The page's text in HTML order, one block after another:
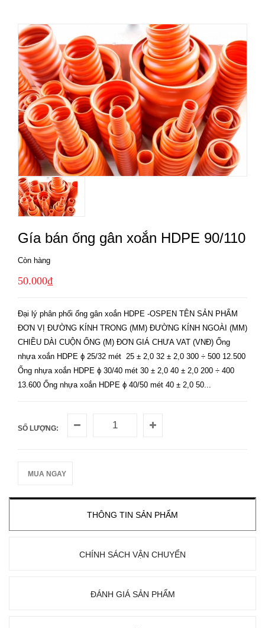
Gía bán ống gân xoắn HDPE 90/110
Còn hàng
50.000₫
Đại lý phân phối ống gân xoắn HDPE -OSPEN TÊN SẢN PHẨM
ĐƠN VỊ ĐƯỜNG KÍNH TRONG (MM) ĐƯỜNG KÍNH NGOÀI (MM)
CHIỀU DÀI CUỘN ỐNG (M) ĐƠN GIÁ CHƯA VAT (VNĐ) Ống
nhựa xoắn HDPE ϕ 25/32 mét 25 ± 2,0 32 ± 2,0 300 ÷ 500 12.500
Ống nhựa xoắn HDPE ϕ 30/40 mét 30 ± 2,0 40 ± 2,0 200 ÷ 400
13.600 Ống nhựa xoắn HDPE ϕ 40/50 mét 40 ± 2,0 50...
SỐ LƯỢNG:
MUA NGAY
THÔNG TIN SẢN PHẨM
CHÍNH SÁCH VẬN CHUYỂN
ĐÁNH GIÁ SẢN PHẨM